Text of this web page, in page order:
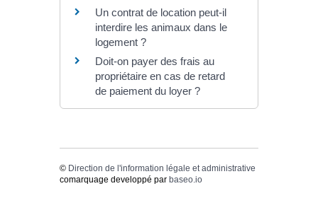
Un contrat de location peut-il
interdire les animaux dans le
logement ?
Doit-on payer des frais au
propriétaire en cas de retard
de paiement du loyer ?
© Direction de l'information légale et administrative
comarquage developpé par baseo.io